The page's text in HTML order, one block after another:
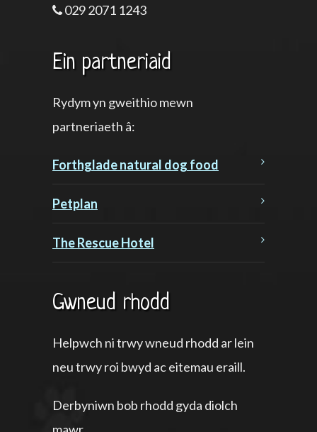
029 2071 1243
Ein partneriaid
Rydym yn gweithio mewn
partneriaeth â:
Forthglade natural dog food
Petplan
The Rescue Hotel
Gwneud rhodd
Helpwch ni trwy wneud rhodd ar lein
neu trwy roi bwyd ac eitemau eraill.
Derbyniwn bob rhodd gyda diolch